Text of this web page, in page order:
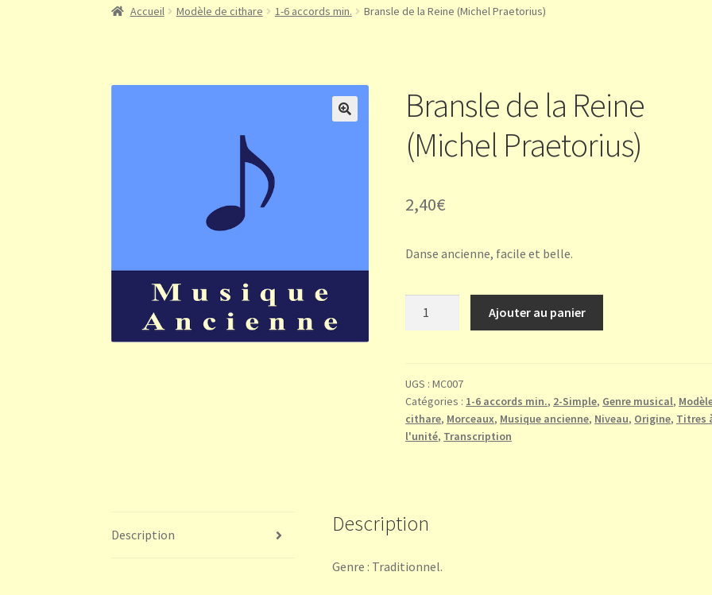
Accueil Modèle de cithare 1-6 accords min. Bransle de la Reine (Michel Praetorius)
Bransle de la Reine
(Michel Praetorius)
2,40€
Danse ancienne, facile et belle.
la
Reine
(Michel
Praetorius)
Ajouter au panier
UGS :MC007
Catégories : 1-6 accords min., 2-Simple, Genre musical,
cithare, Morceaux, Musique ancienne, Niveau, Origine, Titres
l'unité, Transcription
Description Description
Genre : Traditionnel.